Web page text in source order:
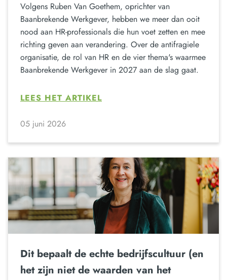
Volgens Ruben Van Goethem, oprichter van
Baanbrekende Werkgever, hebben we meer dan ooit
nood aan HR-professionals die hun voet zetten en mee
richting geven aan verandering. Over de antifragiele
organisatie, de rol van HR en de vier thema's waarmee
Baanbrekende Werkgever in 2027 aan de slag gaat.
LEES HET ARTIKEL
05 juni 2026
Dit bepaalt de echte bedrijfscultuur (en
het zijn niet de waarden van het